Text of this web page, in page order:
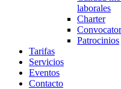
laborales
Charter
Patrocinios
Tarifas
Servicios
Eventos
Contacto